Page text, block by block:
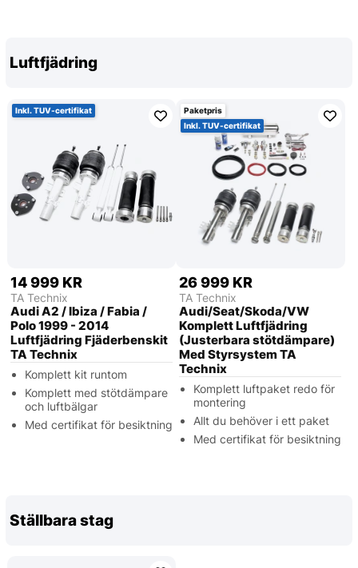
Luftfjädring
Inkl. TUV-certifikat
14 999 KR
TA Technix
Audi A2 / Ibiza / Fabia /
Polo 1999 - 2014
Luftfjädring Fjäderbenskit
TA Technix
Komplett kit runtom
Komplett med stötdämpare
och luftbälgar
Med certifikat för besiktning
Paketpris
Inkl. TUV-certifikat
26 999 KR
TA Technix
Audi/Seat/Skoda/VW
Komplett Luftfjädring
(Justerbara stötdämpare)
Med Styrsystem TA
Technix
Komplett luftpaket redo för
montering
Allt du behöver i ett paket
Med certifikat för besiktning
Ställbara stag